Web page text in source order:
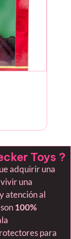
Toys ?
adquirir una
una
atención al
100%
para